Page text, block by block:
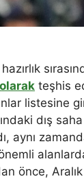
olarak teşhis
listesine
dış
önce,